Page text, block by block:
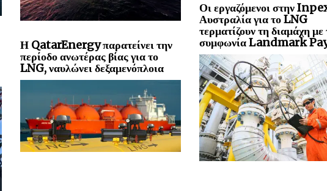
Η QatarEnergy παρατείνει την
περίοδο ανωτέρας βίας για το
LNG, ναυλώνει δεξαμενόπλοια
Οι εργαζόμενοι στην
Αυστραλία για το LNG
τερματίζουν τη διαμάχη με
συμφωνία Landmark